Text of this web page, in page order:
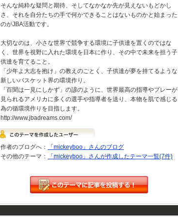
そんな純粋な疑問と期待、そしてなかなか先が見えないもどかし
さ、それを自分たちの手で何かできることはないものかと始まった
のがJBA活動です。
大切なのは、小さな世界で競争する環境に子供達を置くのではな
く、世界を視野に入れた環境を日本に作り、その中で未来を担う子
供達を育てること。
「少年よ大志を抱け」の教えのごとく、子供達が夢を持てるような
新しいバスケット界の環境作り。
「百聞は一見にしかず」の諺のように、世界最高の指導やプレーが
見られるアメリカに多くの選手や指導者を送り、本物を肌で感じる
為の循環境作りを目指します。
http://www.jbadreams.com/
作者のブログへ：
「mickeyboo」さんのブログ
その他のテーマ：
「mickeyboo」さんが作成したテーマ一覧(7件)